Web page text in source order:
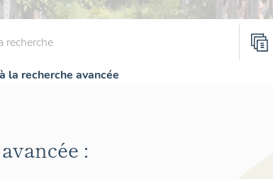
la recherche avancée
: